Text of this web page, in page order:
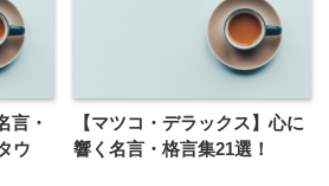
言・
ウ
【マツコ・デラックス】心に
響く名言・格言集21選！